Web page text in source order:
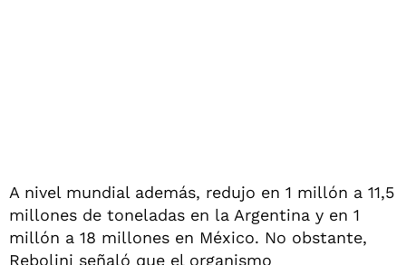
A nivel mundial además, redujo en 1 millón a 11,5
millones de toneladas en la Argentina y en 1
millón a 18 millones en México. No obstante,
Rebolini señaló que el organismo